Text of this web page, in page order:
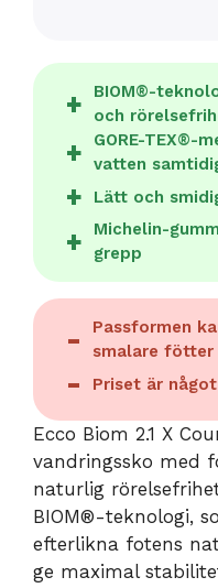
BIOM®-
och
GORE-TEX®-
vatten
Lätt och
Michelin-
grepp
Passformen
smalare fötter
Priset är
Ecco Biom 2.1 X
vandringssko med
naturlig
BIOM®-teknologi,
efterlikna fotens
ge maximal